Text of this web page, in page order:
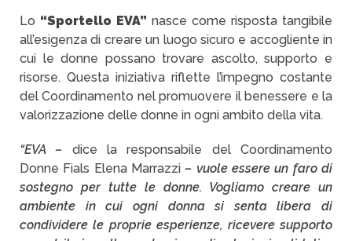
Lo “Sportello EVA” nasce come risposta tangibile
all’esigenza di creare un luogo sicuro e accogliente in
cui le donne possano trovare ascolto, supporto e
risorse. Questa iniziativa riflette l’impegno costante
del Coordinamento nel promuovere il benessere e la
valorizzazione delle donne in ogni ambito della vita.
“EVA – dice la responsabile del Coordinamento
Donne Fials Elena Marrazzi – vuole essere un faro di
sostegno per tutte le donne. Vogliamo creare un
ambiente in cui ogni donna si senta libera di
condividere le proprie esperienze, ricevere supporto